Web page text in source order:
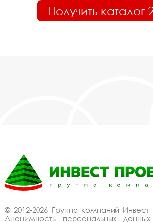
Получить каталог
© 2012-2026 Группа компаний Инвест
Анонимность персональных